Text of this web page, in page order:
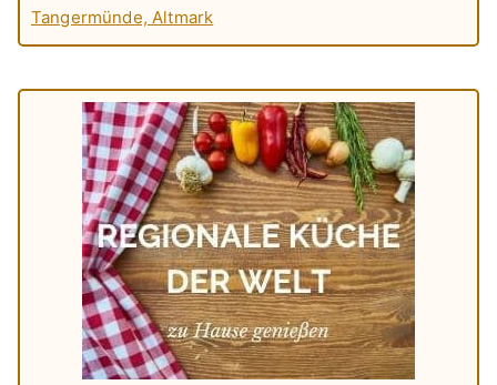
Tangermünde, Altmark